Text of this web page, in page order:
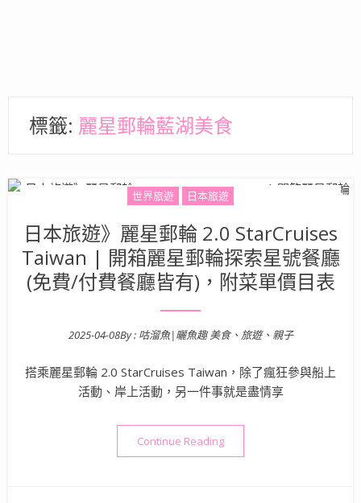
標籤: 麗星郵輪藍湖美食
世界旅遊 日本旅遊
日本旅遊》麗星郵輪 2.0 StarCruises
Taiwan | 開箱麗星郵輪探索星號餐廳
(免費/付費餐廳皆有)，附菜單價目表
Posted on
2025-04-08By : 咕溜魚|曬魚趣 美食、旅遊、親子
搭乘麗星郵輪 2.0 StarCruises Taiwan，除了瘋狂參與船上
活動、岸上活動，另一件事就是盡情享
Continue Reading“日本旅遊》麗星郵輪 2.0